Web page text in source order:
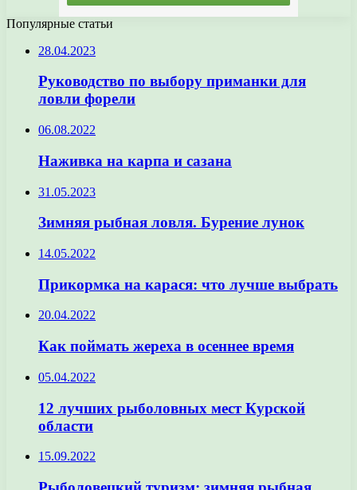
Популярные статьи
28.04.2023
Руководство по выбору приманки для
ловли форели
06.08.2022
Наживка на карпа и сазана
31.05.2023
Зимняя рыбная ловля. Бурение лунок
14.05.2022
Прикормка на карася: что лучше выбрать
20.04.2022
Как поймать жереха в осеннее время
05.04.2022
12 лучших рыболовных мест Курской
области
15.09.2022